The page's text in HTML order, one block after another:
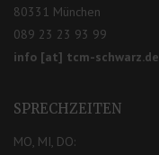
80331 München
089 23 23 93 99
info [at] tcm-schwarz.de
SPRECHZEITEN
MO, MI, DO: